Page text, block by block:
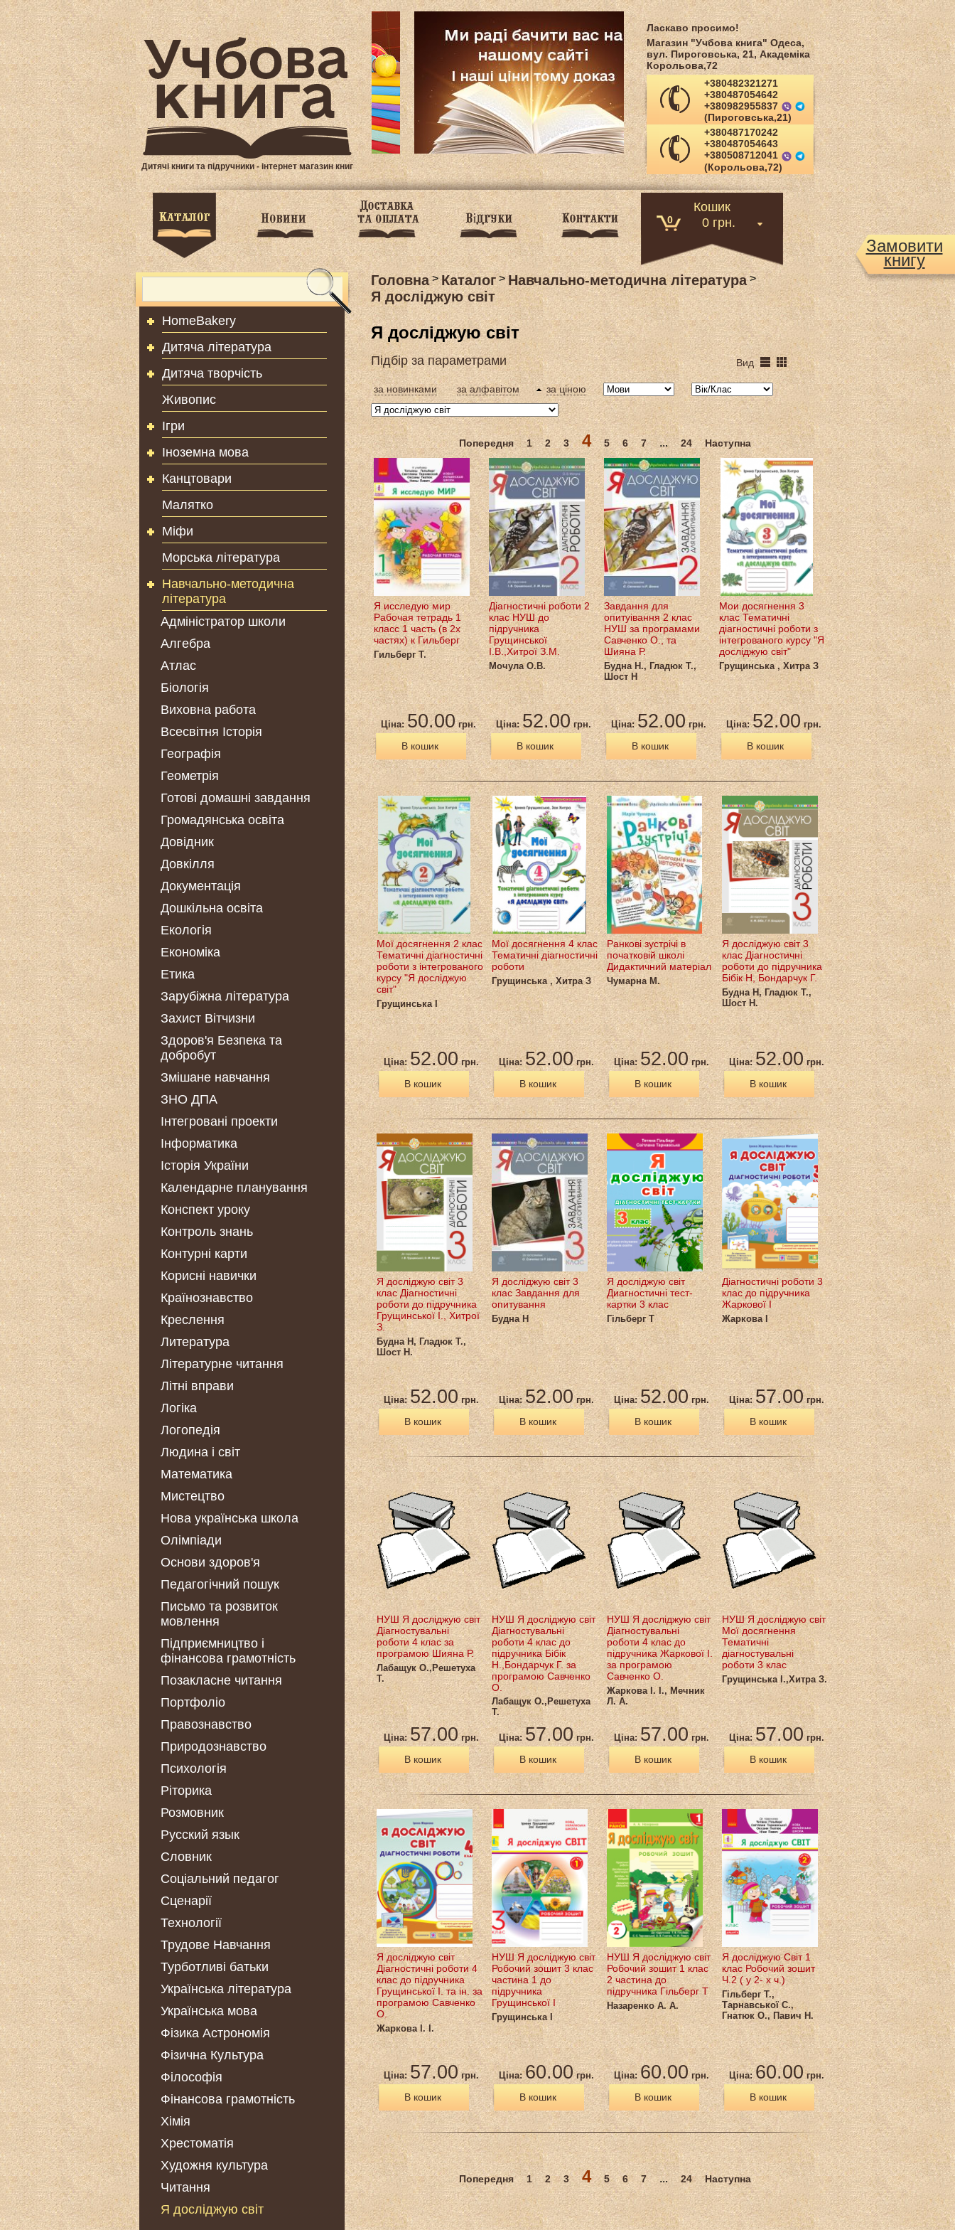
Дитячі книги та підручники - інтернет магазин книг
Ласкаво просимо!
Магазин "Учбова книга" Одеса,
вул. Пироговська, 21, Академіка
Корольова,72
+380482321271
+380487054642
+380982955837
(Пироговська,21)
+380487170242
+380487054643
+380508712041
(Корольова,72)
Кошик
0 0 грн.
HomeBakery
Дитяча література
Дитяча творчість
Живопис
Ігри
Іноземна мова
Канцтовари
Малятко
Міфи
Морська література
Навчально-методична
література
Адміністратор школи
Алгебра
Атлас
Біологія
Виховна работа
Всесвітня Історія
Географія
Геометрія
Готові домашні завдання
Громадянська освіта
Довідник
Довкілля
Документація
Дошкільна освіта
Екологія
Економіка
Етика
Зарубіжна література
Захист Вітчизни
Здоров'я Безпека та
добробут
Змішане навчання
ЗНО ДПА
Інтегровані проекти
Інформатика
Історія України
Календарне планування
Конспект уроку
Контроль знань
Контурні карти
Корисні навички
Країнознавство
Креслення
Литература
Літературне читання
Літні вправи
Логіка
Логопедія
Людина і світ
Математика
Мистецтво
Нова українська школа
Олімпіади
Основи здоров'я
Педагогічний пошук
Письмо та розвиток
мовлення
Підприємництво і
фінансова грамотність
Позакласне читання
Портфоліо
Правознавство
Природознавство
Психологія
Ріторика
Розмовник
Русский язык
Словник
Соціальний педагог
Сценарії
Технології
Трудове Навчання
Турботливі батьки
Українська література
Українська мова
Фізика Астрономія
Фізична Культура
Філософія
Фінансова грамотність
Хімія
Хрестоматія
Художня культура
Читання
Я досліджую світ
Головна > Каталог > Навчально-методична література >
Я досліджую світ
Я досліджую світ
Підбір за параметрами Вид
за новинками за алфавітом за ціною
Попередня 1 2 3 4 5 6 7 ... 24 Наступна
Я исследую мир
Рабочая тетрадь 1
класс 1 часть (в 2х
частях) к Гильберг
Гильберг Т.
Ціна: 50.00 грн.
В кошик
Діагностичні роботи 2
клас НУШ до
підручника
Грущинської
І.В.,Хитрої З.М.
Мочула О.В.
Ціна: 52.00 грн.
В кошик
Завдання для
опитуівання 2 клас
НУШ за програмами
Савченко О., та
Шияна Р.
Будна Н., Гладюк Т.,
Шост Н
Ціна:52.00 грн.
В кошик
Мои досягнення 3
клас Тематичні
діагностичні роботи з
інтегрованого курсу "Я
досліджую світ"
Грущинська , Хитра З
Ціна:52.00 грн.
В кошик
Мої досягнення 2 клас
Тематичні діагностичні
роботи з інтегрованого
курсу "Я досліджую
світ"
Грущинська І
Ціна: 52.00 грн.
В кошик
Мої досягнення 4 клас
Тематичні діагностичні
роботи
Грущинська , Хитра З
Ціна:52.00 грн.
В кошик
Ранкові зустрічі в
початковій школі
Дидактичний матеріал
Чумарна М.
Ціна:52.00 грн.
В кошик
Я досліджую світ 3
клас Діагностичні
роботи до підручника
Бібік Н, Бондарчук Г.
Будна Н, Гладюк Т.,
Шост Н.
Ціна:52.00 грн.
В кошик
Я досліджую світ 3
клас Діагностичні
роботи до підручника
Грущинської І., Хитрої
З.
Будна Н, Гладюк Т.,
Шост Н.
Ціна:52.00 грн.
В кошик
Я досліджую світ 3
клас Завдання для
опитування
Будна Н
Ціна:52.00 грн.
В кошик
Я досліджую світ
Диагностичні тест-
картки 3 клас
Гільберг Т
Ціна:52.00 грн.
В кошик
Діагностичні роботи 3
клас до підручника
Жаркової І
Жаркова І
Ціна:57.00 грн.
В кошик
НУШ Я досліджую світ
Діагностувальні
роботи 4 клас за
програмою Шияна Р.
Лабащук О.,Решетуха
Т.
Ціна: 57.00 грн.
В кошик
НУШ Я досліджую світ
Діагностувальні
роботи 4 клас до
підручника Бібік
Н.,Бондарчук Г. за
програмою Савченко
О.
Лабащук О.,Решетуха
Т.
Ціна: 57.00 грн.
В кошик
НУШ Я досліджую світ
Діагностувальні
роботи 4 клас до
підручника Жаркової І.
за програмою
Савченко О.
Жаркова І. І., Мечник
Л. А.
Ціна:57.00 грн.
В кошик
НУШ Я досліджую світ
Мої досягнення
Тематичні
діагностувальні
роботи 3 клас
Грущинська І.,Хитра З.
Ціна:57.00 грн.
В кошик
Я досліджую світ
Діагностичні роботи 4
клас до підручника
Грущинської І. та ін. за
програмою Савченко
О.
Жаркова І. І.
Ціна:57.00 грн.
В кошик
НУШ Я досліджую світ
Робочий зошит 3 клас
частина 1 до
підручника
Грущинської І
Грущинська І
Ціна:60.00 грн.
В кошик
НУШ Я досліджую світ
Робочий зошит 1 клас
2 частина до
підручника Гільберг Т
Назаренко А. А.
Ціна: 60.00 грн.
В кошик
Я досліджую Світ 1
клас Робочий зошит
Ч.2 ( у 2- х ч.)
Гільберг Т.,
Тарнавської С.,
Гнатюк О., Павич Н.
Ціна:60.00 грн.
В кошик
Попередня 1 2 3 4 5 6 7 ... 24 Наступна
Замовити
книгу